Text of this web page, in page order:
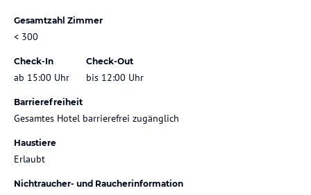
Gesamtzahl Zimmer
< 300
Check-In
ab 15:00 Uhr
Check-Out
bis 12:00 Uhr
Barrierefreiheit
Gesamtes Hotel barrierefrei zugänglich
Haustiere
Erlaubt
Nichtraucher- und Raucherinformation